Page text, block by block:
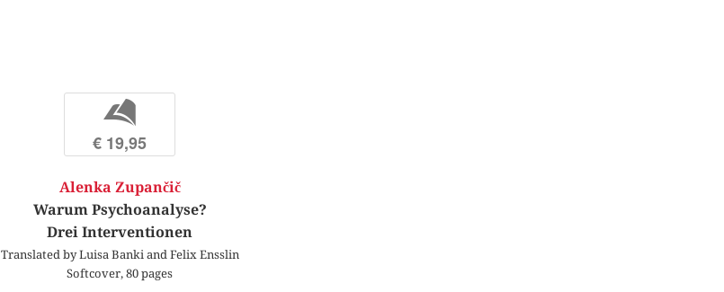
b
€ 19,95
Alenka Zupančič
Warum Psychoanalyse?
Drei Interventionen
Translated by Luisa Banki and Felix Ensslin
Softcover, 80 pages